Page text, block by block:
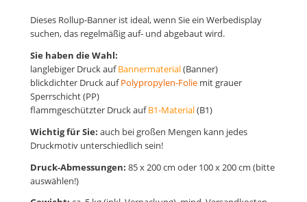
Dieses Rollup-Banner ist ideal, wenn Sie ein Werbedisplay
suchen, das regelmäßig auf- und abgebaut wird.
Sie haben die Wahl:
langlebiger Druck aufBannermaterial(Banner)
blickdichter Druck aufPolypropylen-Folie mit grauer
Sperrschicht (PP)
flammgeschützter Druck aufB1-Material(B1)
Wichtig für Sie: auch bei großen Mengen kann jedes
Druckmotiv unterschiedlich sein!
Druck-Abmessungen: 85 x 200 cm oder 100 x 200 cm (bitte
auswählen!)